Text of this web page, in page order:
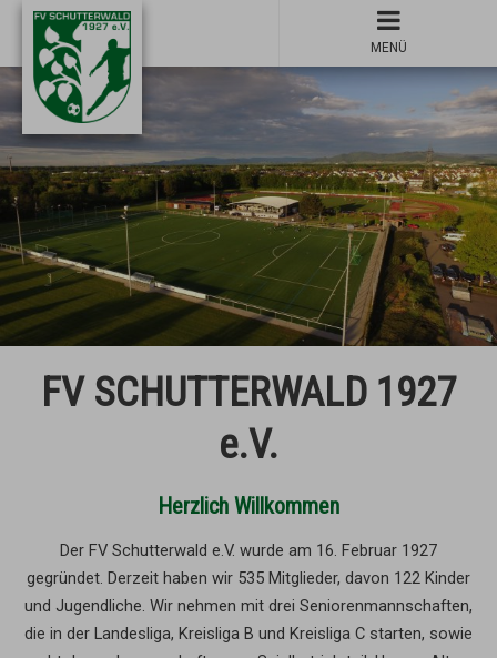
MENÜ
FV SCHUTTERWALD 1927
e.V.
Herzlich Willkommen
Der FV Schutterwald e.V. wurde am 16. Februar 1927
gegründet. Derzeit haben wir 535 Mitglieder, davon 122 Kinder
und Jugendliche. Wir nehmen mit drei Seniorenmannschaften,
die in der Landesliga, Kreisliga B und Kreisliga C starten, sowie